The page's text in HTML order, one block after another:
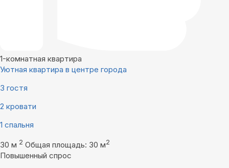
1-комнатная квартира
Уютная квартира в центре города
3 гостя
2 кровати
1 спальня
30 м 2 Общая площадь: 30 м2
Повышенный спрос